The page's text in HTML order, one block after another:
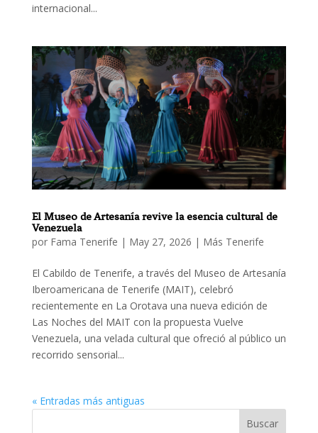
internacional...
El Museo de Artesanía revive la esencia cultural de
Venezuela
por Fama Tenerife | May 27, 2026 | Más Tenerife
El Cabildo de Tenerife, a través del Museo de Artesanía
Iberoamericana de Tenerife (MAIT), celebró
recientemente en La Orotava una nueva edición de
Las Noches del MAIT con la propuesta Vuelve
Venezuela, una velada cultural que ofreció al público un
recorrido sensorial...
« Entradas más antiguas